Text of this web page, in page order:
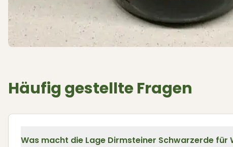
Häufig gestellte Fragen
Was macht die Lage Dirmsteiner Schwarzerde für